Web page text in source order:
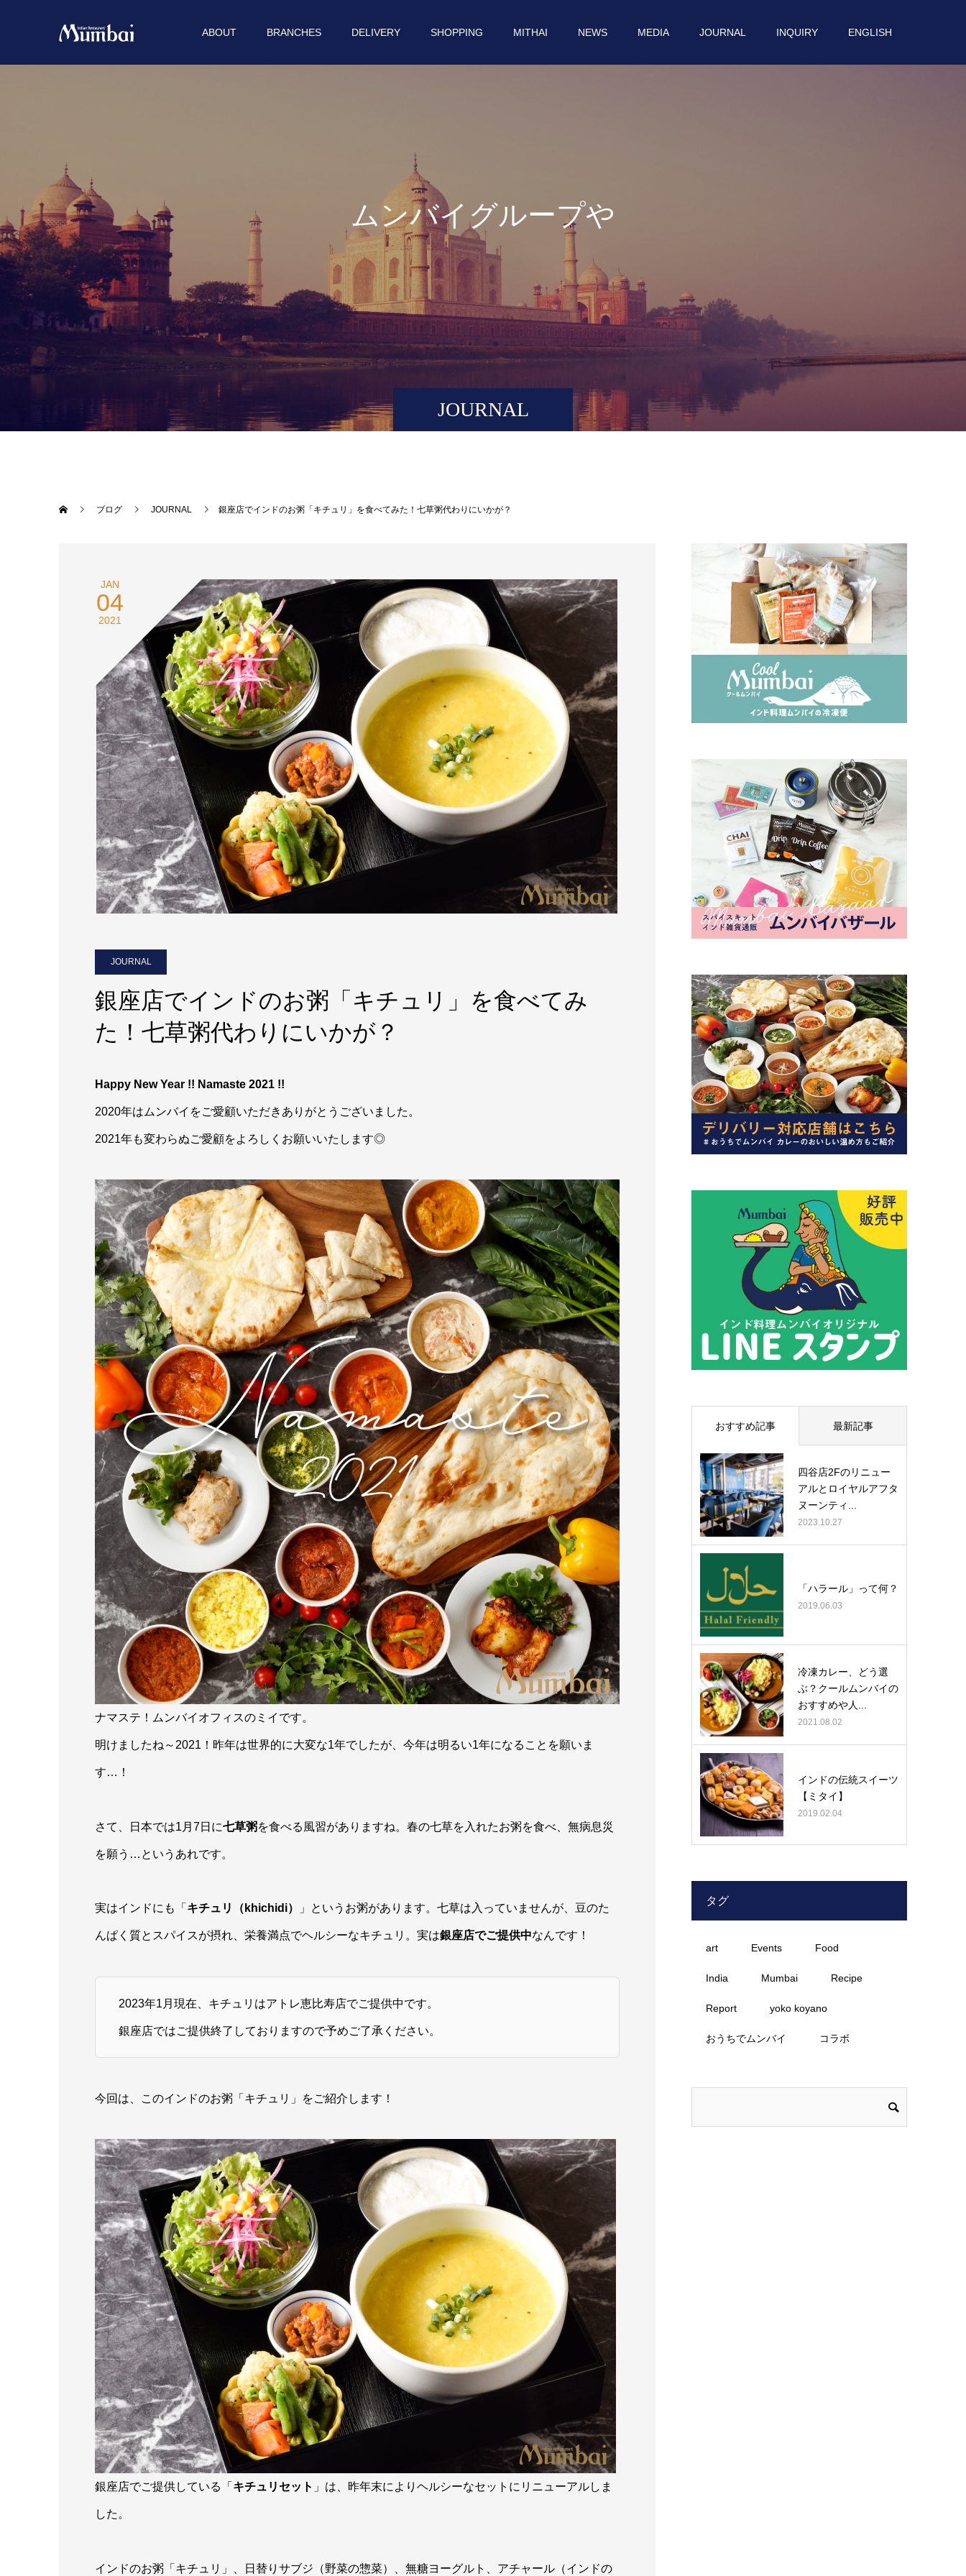
ABOUT BRANCHES DELIVERY SHOPPING MITHAI NEWS MEDIA JOURNAL INQUIRY ENGLISH
JOURNAL
ム ン バイ グ ル プ や
インド に
ブログ JOURNAL 銀座店でインドのお粥「キチュリ」を食べてみた！七草粥代わりにいかが？
JAN
04
2021
JOURNAL
銀座店でインドのお粥「キチュリ」を食べてみ
た！七草粥代わりにいかが？
Happy New Year !! Namaste 2021 !!
2020年はムンバイをご愛顧いただきありがとうございました。
2021年も変わらぬご愛顧をよろしくお願いいたします◎
ナマステ！ムンバイオフィスのミイです。
明けましたね～2021！昨年は世界的に大変な1年でしたが、今年は明るい1年になることを願いま
す…！
さて、日本では1月7日に七草粥を食べる風習がありますね。春の七草を入れたお粥を食べ、無病息災
を願う…というあれです。
実はインドにも「 キチュリ（khichidi） 」というお粥があります。七草は入っていませんが、豆のた
んぱく質とスパイスが摂れ、栄養満点でヘルシーなキチュリ。実は銀座店でご提供中なんです！
2023年1月現在、キチュリはアトレ恵比寿店でご提供中です。
銀座店ではご提供終了しておりますので予めご了承ください。
今回は、このインドのお粥「キチュリ」をご紹介します！
銀座店でご提供している「 キチュリセット 」は、昨年末によりヘルシーなセットにリニューアルしま
した。
インドのお粥「キチュリ」、日替りサブジ（野菜の惣菜）、無糖ヨーグルト、アチャール（インドの
おすすめ記事 最新記事
四谷店2Fのリニュー
アルとロイヤルアフタ
ヌーンティ...
2023.10.27
「ハラール」って何？
2019.06.03
冷凍カレー、どう選
ぶ？クールムンバイの
おすすめや人...
2021.08.02
インドの伝統スイーツ
【ミタイ】
2019.02.04
タグ
art Events Food
India Mumbai Recipe
Report yoko koyano
おうちでムンバイ コラボ